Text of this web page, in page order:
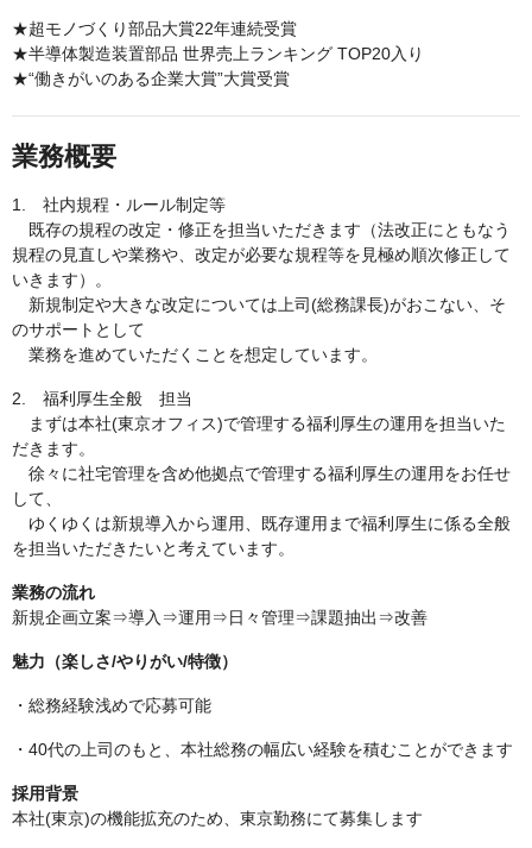
★超モノづくり部品大賞22年連続受賞
★半導体製造装置部品 世界売上ランキング TOP20入り
★“働きがいのある企業大賞”大賞受賞
業務概要
1. 社内規程・ルール制定等
既存の規程の改定・修正を担当いただきます（法改正にともなう
規程の見直しや業務や、改定が必要な規程等を見極め順次修正して
いきます）。
新規制定や大きな改定については上司(総務課長)がおこない、そ
のサポートとして
業務を進めていただくことを想定しています。
2. 福利厚生全般 担当
まずは本社(東京オフィス)で管理する福利厚生の運用を担当いた
だきます。
徐々に社宅管理を含め他拠点で管理する福利厚生の運用をお任せ
して、
ゆくゆくは新規導入から運用、既存運用まで福利厚生に係る全般
を担当いただきたいと考えています。
業務の流れ
新規企画立案⇒導入⇒運用⇒日々管理⇒課題抽出⇒改善
魅力（楽しさ/やりがい/特徴）
・総務経験浅めで応募可能
・40代の上司のもと、本社総務の幅広い経験を積むことができます
採用背景
本社(東京)の機能拡充のため、東京勤務にて募集します